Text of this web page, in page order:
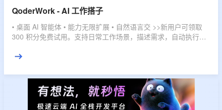
QoderWork - AI 工作搭子
• 桌面 AI 智能体 • 能力无限扩展 • 自然语言交 >>新用户可领取
300 积分免费试用。支持日常工作场景，描述需求，自动执行，